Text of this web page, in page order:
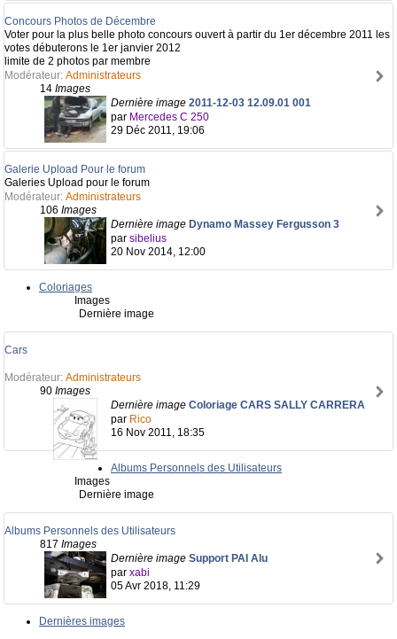
Concours Photos de Décembre
Voter pour la plus belle photo concours ouvert à partir du 1er décembre 2011 les
votes débuterons le 1er janvier 2012
limite de 2 photos par membre
Modérateur: Administrateurs
14 Images
Dernière image 2011-12-03 12.09.01 001
par Mercedes C 250
29 Déc 2011, 19:06
Galerie Upload Pour le forum
Galeries Upload pour le forum
Modérateur: Administrateurs
106 Images
Dernière image Dynamo Massey Fergusson 3
par sibelius
20 Nov 2014, 12:00
Coloriages
Images
Dernière image
Cars
Modérateur: Administrateurs
90 Images
Dernière image Coloriage CARS SALLY CARRERA
par Rico
16 Nov 2011, 18:35
Albums Personnels des Utilisateurs
Images
Dernière image
Albums Personnels des Utilisateurs
817 Images
Dernière image Support PAI Alu
par xabi
05 Avr 2018, 11:29
Dernières images